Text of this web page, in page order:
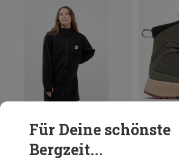
Du sparst 26%
Für Deine schönste
Bergzeit...